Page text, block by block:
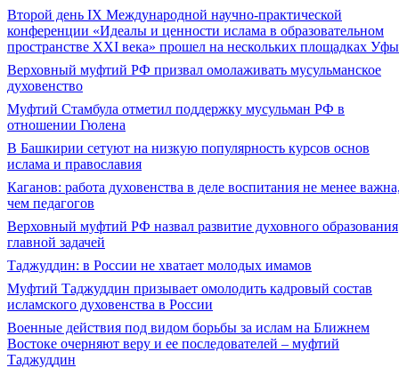
Второй день IX Международной научно-практической
конференции «Идеалы и ценности ислама в образовательном
пространстве XXI века» прошел на нескольких площадках Уфы
Верховный муфтий РФ призвал омолаживать мусульманское
духовенство
Муфтий Стамбула отметил поддержку мусульман РФ в
отношении Гюлена
В Башкирии сетуют на низкую популярность курсов основ
ислама и православия
Каганов: работа духовенства в деле воспитания не менее
чем педагогов
Верховный муфтий РФ назвал развитие духовного образования
главной задачей
Таджуддин: в России не хватает молодых имамов
Муфтий Таджуддин призывает омолодить кадровый состав
исламского духовенства в России
Военные действия под видом борьбы за ислам на Ближнем
Востоке очерняют веру и ее последователей – муфтий
Таджуддин